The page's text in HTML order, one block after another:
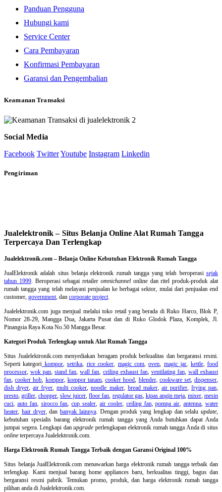
Panduan Pengguna
Hubungi kami
Service Center
Cara Pembayaran
Konfirmasi Pembayaran
Garansi dan Pengembalian
Keamanan Transaksi
Social Media
Facebook TwitterYoutube Instagram Linkedin
Pengiriman
Jualelektronik – Situs Belanja Online Alat Rumah Tangga
Terpercaya Dan Terlengkap
Jualelektronik.com – Belanja Online Kebutuhan Elektronik Rumah Tangga
JualElektronik adalah situs belanja elektronik rumah tanggayang telah beroperasisejak
tahun 1999. Beroperasi sebagai retaileromnichannel online dan ritel produk-produk alat
rumah tangga yang telah melayani penjualan ke berbagai sektor, mulai dari penjualan end
customer, government, dan corporate project.
Jualelektronik.com juga menjual melalui toko retail yang berada di Ruko Harco, Blok P,
Nomor 28-29, Mangga Dua, Jakarta Pusat dan di Ruko Glodok Plaza, Komplek, Jl.
Pinangsia Raya Kota No.50 Mangga Besar.
Kategori Produk Terlengkap untuk Alat Rumah Tangga
Situs Jualelektronik.com menyediakan beragam produk berkualitas dan bergaransi resmi.
Seperti kategori kompor,setrika, rice cooker, magic com,oven, magic jar, kettle,food
processor,wok pan,stand fan,wall fan, ceiling exhaust fan, ventilating fan, wall exhaust
fan,cooker hob, kompor, kompor tanam,cooker hood, blender, cookware set,dispenser,
dish dryer,air fryer,multi cooker,noodle maker, bread maker, air purifier, frying pan,
presto,griller,chopper,slow juicer,floor fan, regulator gas, kipas angin meja, mixer,mesin
cuci, auto fan, sirocco fan,cup sealer,air cooler, ceiling fan,pompa air,antenna,water
heater, hair dryer, dan banyak lainnya. Dengan produk yang lengkap dan selalu update,
kebutuhan spesialis barang elektronik rumah tangga yang Anda butuhkan dapat Anda
jumpai segera. Lengkapi danupgrade perlengkapan elektronik rumah tangga Anda di situs
online terpercaya Jualelektronik.com.
Harga Elektronik Rumah Tangga Terbaik dengan Garansi Original 100%
Situs belanjaJualElektronik.com menawarkan harga elektronik rumah tangga terbaik dan
terlengkap. Kami menjual barang home appliances baru, berkualitas tinggi, bagus dan
bergaransi resmi pabrik. Temukan promo, produk, dan harga elektronik rumah tangga
pilihan anda di Jualelektronik.com.